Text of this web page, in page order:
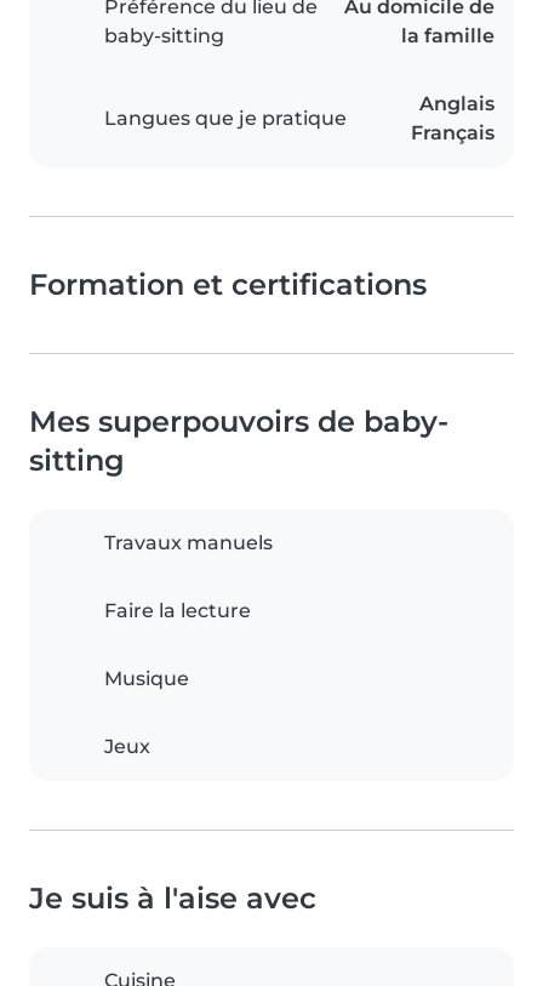
Préférence du lieu de
baby-sitting
Au domicile de
la famille
Langues que je pratique
Anglais
Français
Formation et certifications
Mes superpouvoirs de baby-
sitting
Travaux manuels
Faire la lecture
Musique
Jeux
Je suis à l'aise avec
Cuisine